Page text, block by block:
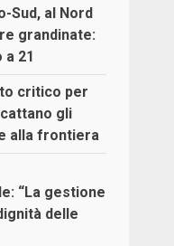
Sud, al Nord
grandinate:
21
critico per
gli
alla frontiera
“La gestione
delle